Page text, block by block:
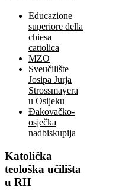
Educazione
superiore della
chiesa
cattolica
MZO
Sveučilište
Josipa Jurja
Strossmayera
u Osijeku
Đakovačko-
osječka
nadbiskupija
Katolička
teološka učilišta
u RH